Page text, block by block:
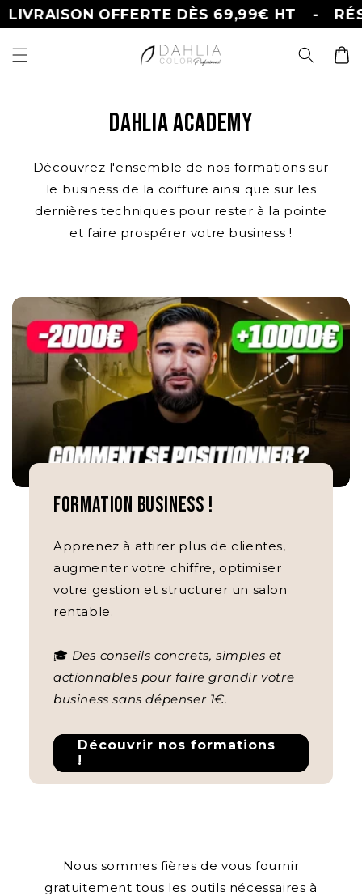
passer
au
contenu
LIVRAISON OFFERTE DÈS 69,99€ HT
Panier
Dahlia Academy
Découvrez l'ensemble de nos formations sur
le business de la coiffure ainsi que sur les
dernières techniques pour rester à la pointe
et faire prospérer votre business !
formation business !
Apprenez à attirer plus de clientes,
augmenter votre chiffre, optimiser
votre gestion et structurer un salon
rentable.
🎓 Des conseils concrets, simples et
actionnables pour faire grandir votre
business sans dépenser 1€.
Découvrir nos formations
!
Nous sommes fières de vous fournir
gratuitement tous les outils nécessaires à